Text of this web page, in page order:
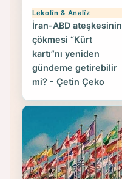
Lekolîn & Analîz
İran-ABD ateşkesinin
çökmesi “Kürt
kartı”nı yeniden
gündeme getirebilir
mi? - Çetin Çeko